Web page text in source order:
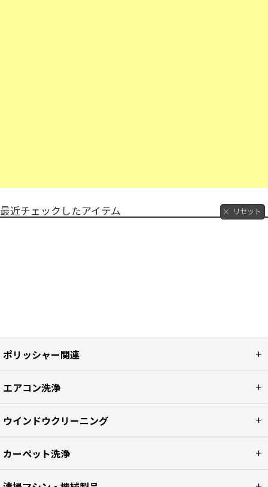
最近チェックしたアイテム リセット
ポリッシャー関連
エアコン洗浄
ウインドウクリーニング
カーペット洗浄